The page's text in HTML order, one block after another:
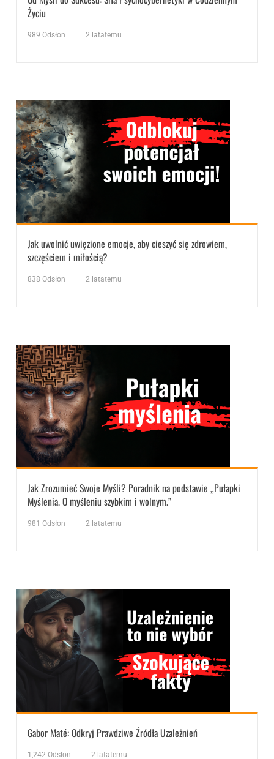
Życiu
989 Odsłon 2 latatemu
Jak uwolnić uwięzione emocje, aby cieszyć się zdrowiem,
szczęściem i miłością?
838 Odsłon 2 latatemu
Jak Zrozumieć Swoje Myśli? Poradnik na podstawie „Pułapki
Myślenia. O myśleniu szybkim i wolnym.”
981 Odsłon 2 latatemu
Gabor Maté: Odkryj Prawdziwe Źródła Uzależnień
1,242 Odsłon 2 latatemu